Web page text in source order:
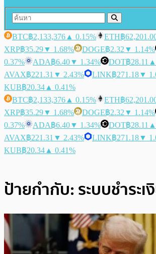
BTC฿2,133,376 ▲ 0.15% ETH฿
XRP฿35.29▼ 1.68% DOGE฿2.32 ▼ 1.14%
0.37%
ADA฿6.40▼ 1.34% DOT฿28.11
AVAX฿221.31 ▼ 2.43% LINK฿271.18▼
KUB฿20.34 ▲ 0.41%
BTC฿2,133,376 ▲ 0.15% ETH฿
XRP฿35.29▼ 1.68% DOGE฿2.32 ▼ 1.14%
0.37%
ADA฿6.40▼ 1.34% DOT฿28.11
AVAX฿221.31 ▼ 2.43% LINK฿271.18▼
KUB฿20.34 ▲ 0.41%
ป้ายกำกับ: ระบบชำระเ